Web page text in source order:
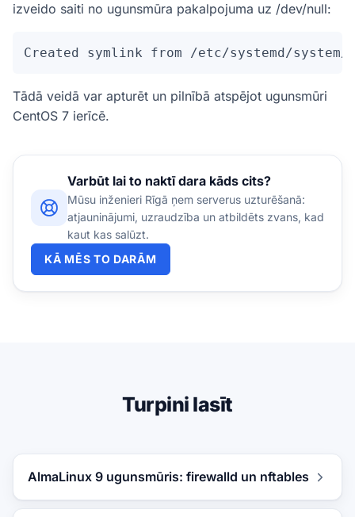
izveido saiti no ugunsmūra pakalpojuma uz /dev/null:
Created symlink from /etc/systemd/
Tādā veidā var apturēt un pilnībā atspējot ugunsmūri
CentOS 7 ierīcē.
Varbūt lai to naktī dara kāds cits?
Mūsu inženieri Rīgā ņem serverus uzturēšanā:
atjauninājumi, uzraudzība un atbildēts zvans, kad
kaut kas salūzt.
KĀ MĒS TO DARĀM
Turpini lasīt
AlmaLinux 9 ugunsmūris: firewalld un nftables